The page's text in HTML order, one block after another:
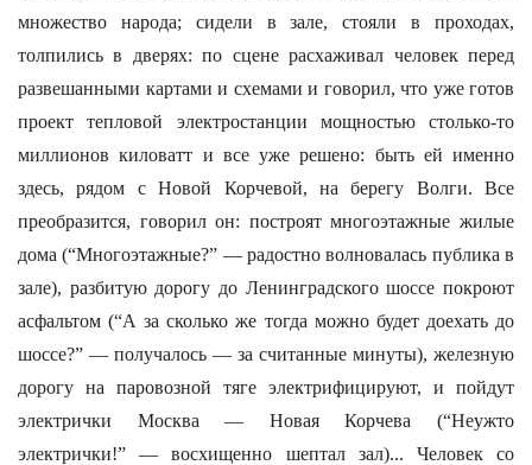
множество народа; сидели в зале, стояли в проходах,
толпились в дверях: по сцене расхаживал человек перед
развешанными картами и схемами и говорил, что уже готов
проект тепловой электростанции мощностью столько-то
миллионов киловатт и все уже решено: быть ей именно
здесь, рядом с Новой Корчевой, на берегу Волги. Все
преобразится, говорил он: построят многоэтажные жилые
дома (“Многоэтажные?” — радостно волновалась публика в
зале), разбитую дорогу до Ленинградского шоссе покроют
асфальтом (“А за сколько же тогда можно будет доехать до
шоссе?” — получалось — за считанные минуты), железную
дорогу на паровозной тяге электрифицируют, и пойдут
электрички Москва — Новая Корчева (“Неужто
электрички!” — восхищенно шептал зал)... Человек со